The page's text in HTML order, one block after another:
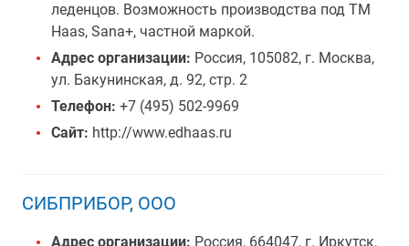
леденцов. Возможность производства под ТМ
Haas, Sana+, частной маркой.
Адрес организации: Россия, 105082, г. Москва,
ул. Бакунинская, д. 92, стр. 2
Телефон: +7 (495) 502-9969
Сайт: http://www.edhaas.ru
СИБПРИБОР, ООО
Адрес организации: Россия, 664047, г. Иркутск,